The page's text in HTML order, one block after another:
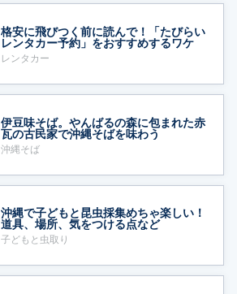
格安に飛びつく前に読んで！「たびらい
レンタカー予約」をおすすめするワケ
レンタカー
伊豆味そば。やんばるの森に包まれた赤
瓦の古民家で沖縄そばを味わう
沖縄そば
沖縄で子どもと昆虫採集めちゃ楽しい！
道具、場所、気をつける点など
子どもと虫取り